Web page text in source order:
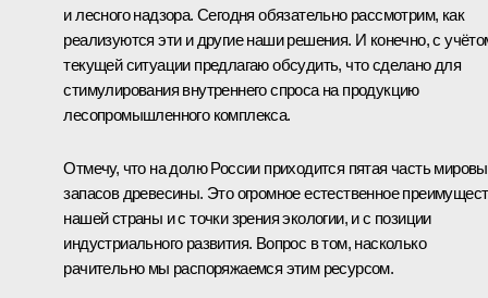
и лесного надзора. Сегодня обязательно рассмотрим, как
реализуются эти и другие наши решения. И конечно, с
текущей ситуации предлагаю обсудить, что сделано для
стимулирования внутреннего спроса на продукцию
лесопромышленного комплекса.
Отмечу, что на долю России приходится пятая часть
запасов древесины. Это огромное естественное
нашей страны и с точки зрения экологии, и с позиции
индустриального развития. Вопрос в том, насколько
рачительно мы распоряжаемся этим ресурсом.